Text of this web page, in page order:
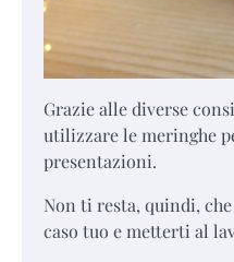
Grazie alle diverse
utilizzare le meringhe
presentazioni.
Non ti resta, quindi,
caso tuo e metterti al